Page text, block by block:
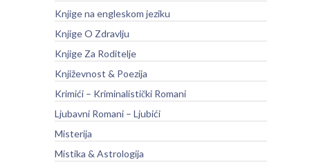
Knjige na engleskom jeziku
Knjige O Zdravlju
Knjige Za Roditelje
Književnost & Poezija
Krimići – Kriminalistički Romani
Ljubavni Romani – Ljubići
Misterija
Mistika & Astrologija